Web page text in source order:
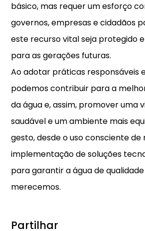
básico, mas requer um esforço
governos, empresas e cidadãos
este recurso vital seja protegido
para as gerações futuras.
Ao adotar práticas responsáveis
podemos contribuir para a
da água e, assim, promover uma
saudável e um ambiente mais
gesto, desde o uso consciente
implementação de soluções
para garantir a água de
merecemos.
Partilhar